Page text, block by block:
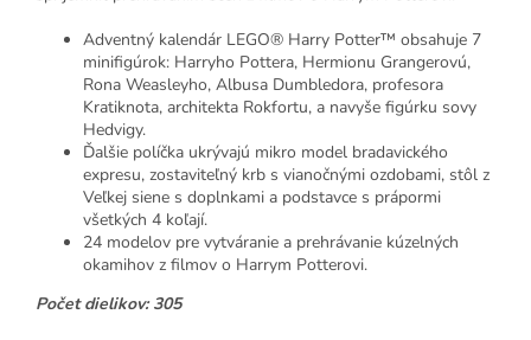
Adventný kalendár LEGO® Harry Potter™ obsahuje 7
minifigúrok: Harryho Pottera, Hermionu Grangerovú,
Rona Weasleyho, Albusa Dumbledora, profesora
Kratiknota, architekta Rokfortu, a navyše figúrku sovy
Hedvigy.
Ďalšie políčka ukrývajú mikro model bradavického
expresu, zostaviteľný krb s vianočnými ozdobami, stôl z
Veľkej siene s doplnkami a podstavce s prápormi
všetkých 4 koľají.
24 modelov pre vytváranie a prehrávanie kúzelných
okamihov z filmov o Harrym Potterovi.
Počet dielikov: 305